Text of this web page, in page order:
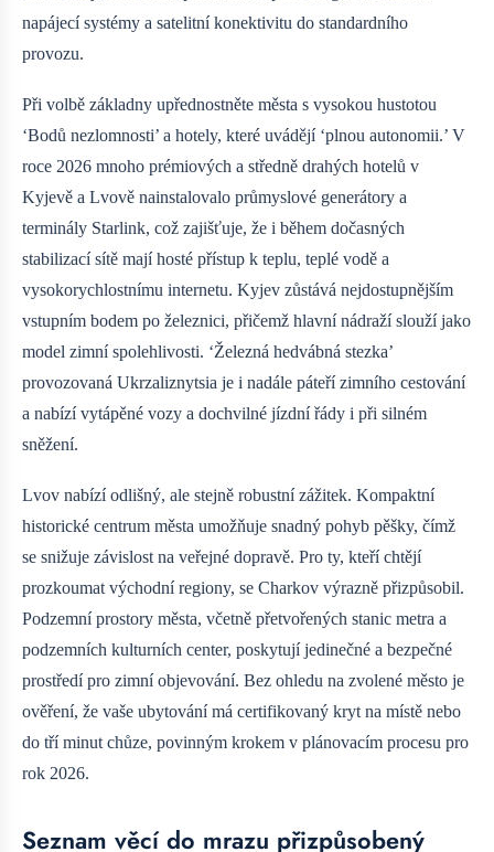
napájecí systémy a satelitní konektivitu do standardního
provozu.
Při volbě základny upřednostněte města s vysokou hustotou
‘Bodů nezlomnosti’ a hotely, které uvádějí ‘plnou autonomii.’ V
roce 2026 mnoho prémiových a středně drahých hotelů v
Kyjevě a Lvově nainstalovalo průmyslové generátory a
terminály Starlink, což zajišťuje, že i během dočasných
stabilizací sítě mají hosté přístup k teplu, teplé vodě a
vysokorychlostnímu internetu. Kyjev zůstává nejdostupnějším
vstupním bodem po železnici, přičemž hlavní nádraží slouží jako
model zimní spolehlivosti. ‘Železná hedvábná stezka’
provozovaná Ukrzaliznytsia je i nadále páteří zimního cestování
a nabízí vytápěné vozy a dochvilné jízdní řády i při silném
sněžení.
Lvov nabízí odlišný, ale stejně robustní zážitek. Kompaktní
historické centrum města umožňuje snadný pohyb pěšky, čímž
se snižuje závislost na veřejné dopravě. Pro ty, kteří chtějí
prozkoumat východní regiony, se Charkov výrazně přizpůsobil.
Podzemní prostory města, včetně přetvořených stanic metra a
podzemních kulturních center, poskytují jedinečné a bezpečné
prostředí pro zimní objevování. Bez ohledu na zvolené město je
ověření, že vaše ubytování má certifikovaný kryt na místě nebo
do tří minut chůze, povinným krokem v plánovacím procesu pro
rok 2026.
Seznam věcí do mrazu přizpůsobený